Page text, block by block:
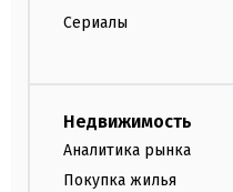
Сериалы
Недвижимость
Аналитика рынка
Покупка жилья